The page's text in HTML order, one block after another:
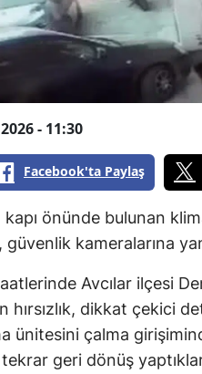
- 11:30
Facebook'ta Paylaş
önünde bulunan
güvenlik kameralarına
Avcılar ilçesi
hırsızlık, dikkat çekici
ünitesini çalma
tekrar geri dönüş